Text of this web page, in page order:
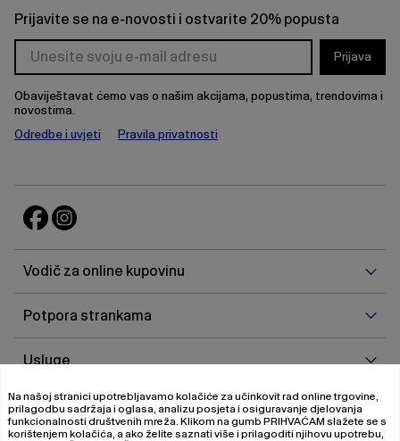
Prijavite se na e-novosti i ostvarite 20% popusta
Prijava
Obaviještavat ćemo vas o našim akcijama, popustima, trendovima i
novostima.
Odredbe i uvjeti
Pravila privatnosti
Vodič za online kupovinu
Potpora strankama
Usluge
O
O nama
Na našoj stranici upotrebljavamo kolačiće za učinkovit rad online trgovine,
prilagodbu sadržaja i oglasa, analizu posjeta i osiguravanje djelovanja
funkcionalnosti društvenih mreža. Klikom na gumb PRIHVAĆAM slažete se s
korištenjem kolačića, a ako želite saznati više i prilagoditi njihovu upotrebu,